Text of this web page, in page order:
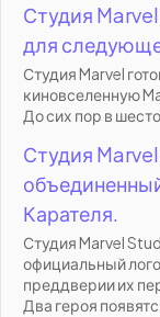
Студия
для
Студия Marvel
киновселенную
До сих пор в
Студия
Карателя.
Студия Marvel
официальный
преддверии их
Два героя